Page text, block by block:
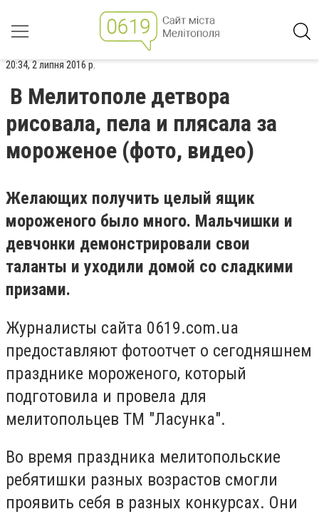
20:34, 2 липня 2016 р.
В Мелитополе детвора
рисовала, пела и плясала за
мороженое (фото, видео)
Желающих получить целый ящик
мороженого было много. Мальчишки и
девчонки демонстрировали свои
таланты и уходили домой со сладкими
призами.
Журналисты сайта 0619.com.ua
предоставляют фотоотчет о сегодняшнем
празднике мороженого, который
подготовила и провела для
мелитопольцев ТМ "Ласунка".
Во время праздника мелитопольские
ребятишки разных возрастов смогли
проявить себя в разных конкурсах. Они